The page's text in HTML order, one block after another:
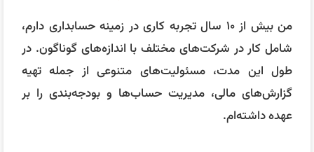
کامل دارم. علاوه بر این، درک عمیقی از استانداردهای
بین‌المللی گزارشگری مالی (IFRS) و استانداردهای
حسابداری مالی (GAAP) دارم.
تجربه شما در تهیه صورت های مالی چقدر است؟